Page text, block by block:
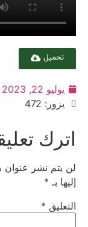
تحميل
يوليو 22, 2023
يزور: 472
اترك
لن يتم نشر عنوان
إليها بـ *
التعليق *